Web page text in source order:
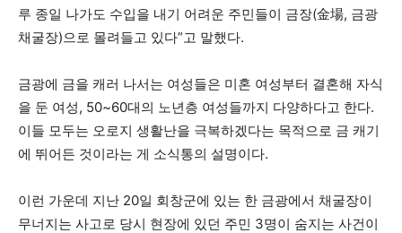
루 종일 나가도 수입을 내기 어려운 주민들이 금장(金場, 금광
채굴장)으로 몰려들고 있다”고 말했다.
금광에 금을 캐러 나서는 여성들은 미혼 여성부터 결혼해 자식
을 둔 여성, 50~60대의 노년층 여성들까지 다양하다고 한다.
이들 모두는 오로지 생활난을 극복하겠다는 목적으로 금 캐기
에 뛰어든 것이라는 게 소식통의 설명이다.
이런 가운데 지난 20일 회창군에 있는 한 금광에서 채굴장이
무너지는 사고로 당시 현장에 있던 주민 3명이 숨지는 사건이